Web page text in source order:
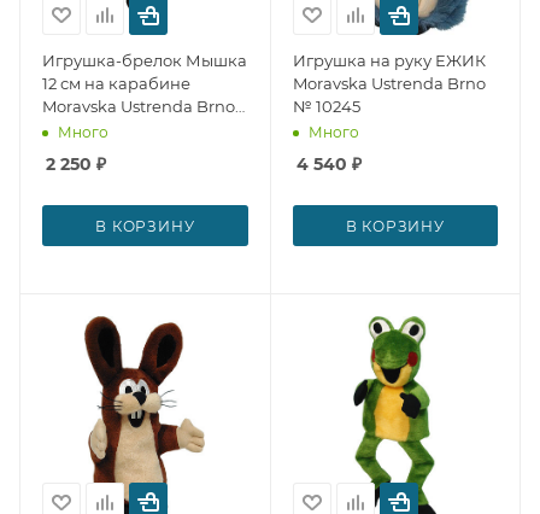
Игрушка-брелок Мышка
12 см на карабине
Moravska Ustrenda Brno
№ 25882
Много
2 250 ₽
В КОРЗИНУ
Игрушка на руку ЕЖИК
Moravska Ustrenda Brno
№ 10245
Много
4 540 ₽
В КОРЗИНУ